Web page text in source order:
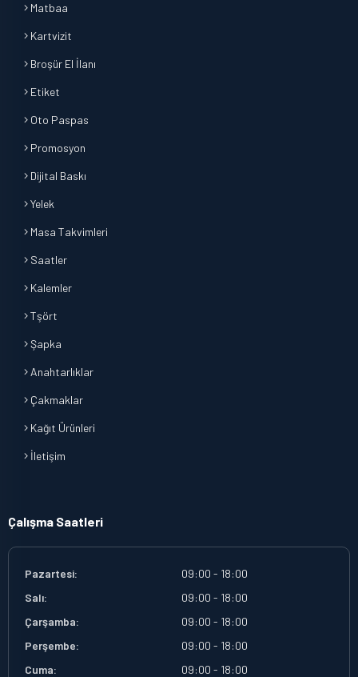
Matbaa
Kartvizit
Broşür El İlanı
Etiket
Oto Paspas
Promosyon
Dijital Baskı
Yelek
Masa Takvimleri
Saatler
Kalemler
Tşört
Şapka
Anahtarlıklar
Çakmaklar
Kağıt Ürünleri
İletişim
Çalışma Saatleri
Pazartesi:
09:00 - 18:00
Salı:
09:00 - 18:00
Çarşamba:
09:00 - 18:00
Perşembe:
09:00 - 18:00
Cuma:
09:00 - 18:00